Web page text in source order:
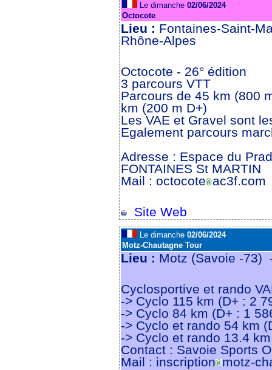
Le dimanche 02/06/2024
Octocote
Lieu : Fontaines-Saint-
Rhône-Alpes
Octocote - 26° édition
3 parcours VTT
Parcours de 45 km (800
km (200 m D+)
Les VAE et Gravel sont
Egalement parcours
Adresse : Espace du
FONTAINES St MARTIN
Mail : octocote ac3f.com
Site Web
Le dimanche 02/06/2024
Motz-Chautagne Tour
Lieu : Motz (Savoie -
Cyclosportive et rando
-> Cyclo 115 km (D+ : 2
-> Cyclo 84 km (D+ : 1
-> Cyclo et rando 54 km
-> Cyclo et rando 13.4
Contact : Savoie Sports
Mail : inscription motz-